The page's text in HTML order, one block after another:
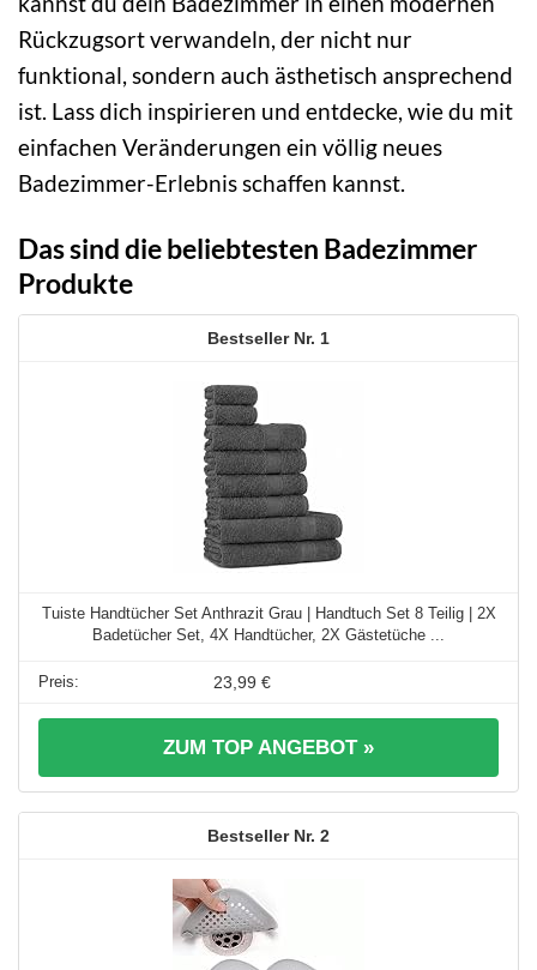
Rückzugsort verwandeln, der nicht nur
funktional, sondern auch ästhetisch ansprechend
ist. Lass dich inspirieren und entdecke, wie du mit
einfachen Veränderungen ein völlig neues
Badezimmer-Erlebnis schaffen kannst.
Das sind die beliebtesten Badezimmer
Produkte
1
Tuiste Handtücher Set Anthrazit Grau | Handtuch Set 8 Teilig | 2X
Badetücher Set, 4X Handtücher, 2X Gästetüche ...
23,99 €
ZUM TOP ANGEBOT »
2